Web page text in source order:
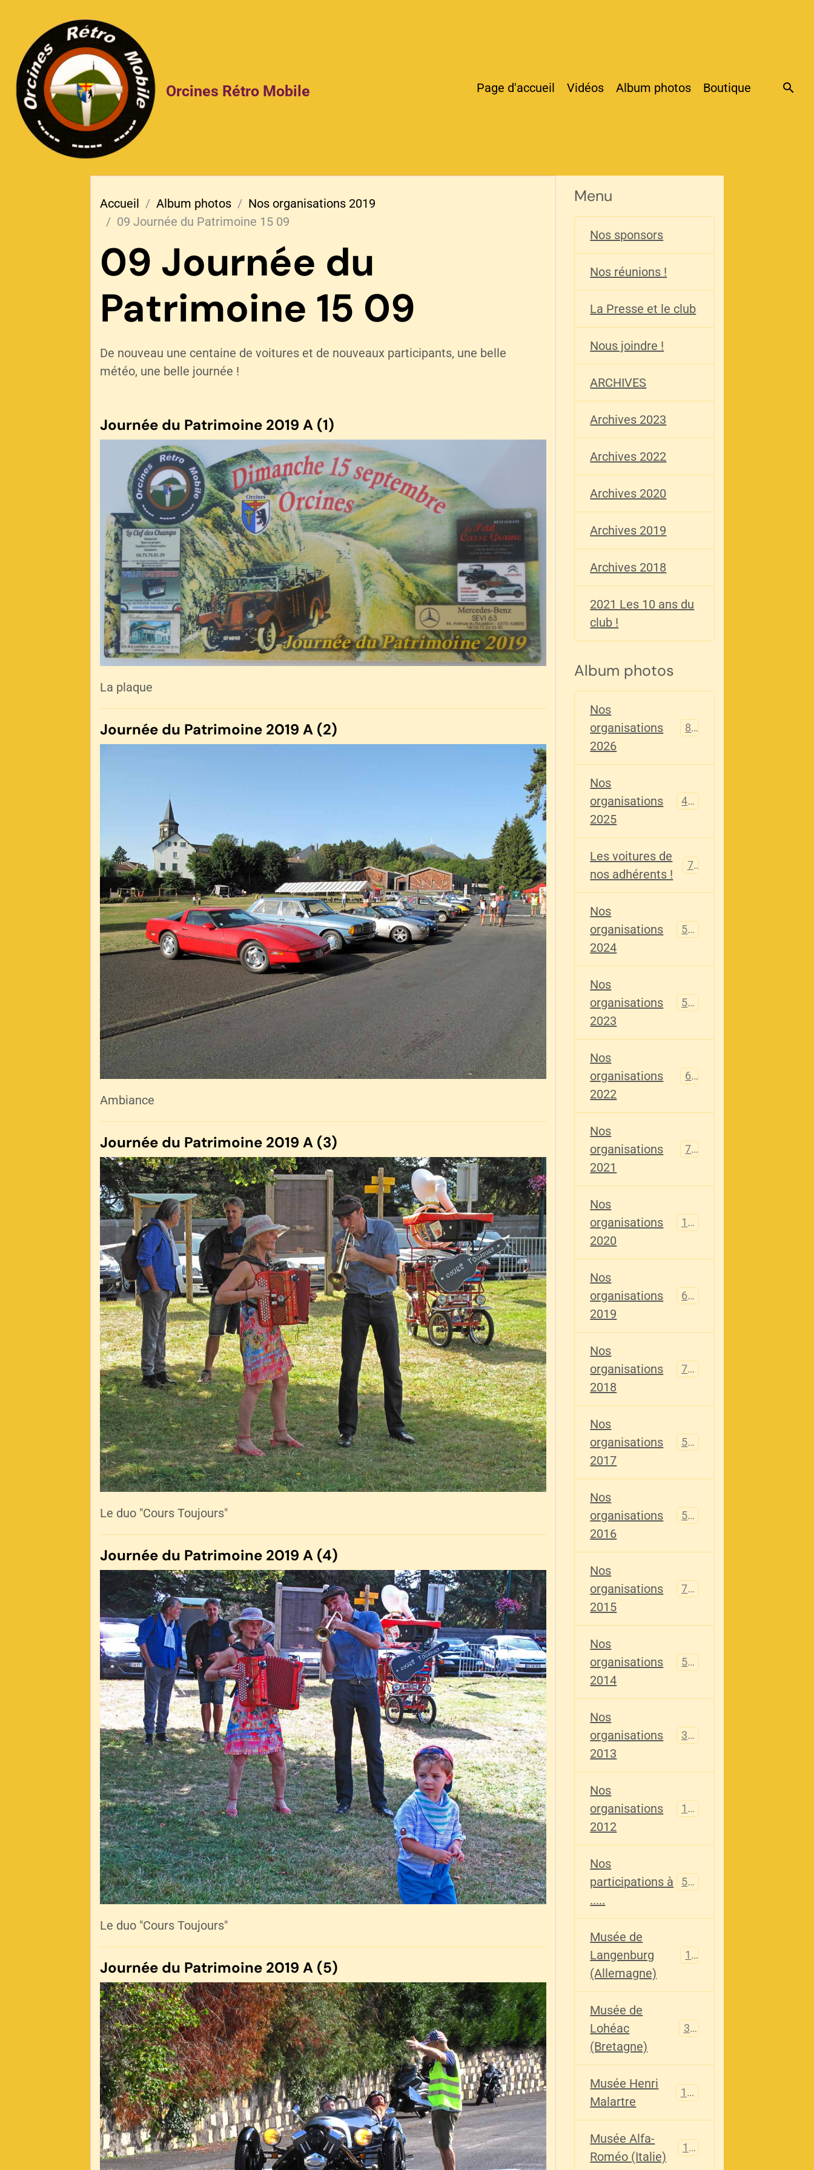
Orcines Rétro Mobile Page d'accueil Vidéos Album photos Boutique
Accueil Album photos
Nos organisations 2019
09 Journée du Patrimoine 15 09
09 Journée du
Patrimoine 15 09
De nouveau une centaine de voitures et de nouveaux participants, une belle
météo, une belle journée !
Journée du Patrimoine 2019 A (1)
La plaque
Journée du Patrimoine 2019 A (2)
Ambiance
Journée du Patrimoine 2019 A (3)
Le duo "Cours Toujours"
Journée du Patrimoine 2019 A (4)
Le duo "Cours Toujours"
Journée du Patrimoine 2019 A (5)
Menu
Nos sponsors
Nos réunions !
La Presse et le club
Nous joindre !
ARCHIVES
Archives 2023
Archives 2022
Archives 2020
Archives 2019
Archives 2018
2021 Les 10 ans du
club !
Album photos
Nos
organisations
2026
82
Nos
organisations
2025
405
Les voitures de
nos adhérents !
73
Nos
organisations
2024
587
Nos
organisations
2023
567
Nos
organisations
2022
61
Nos
organisations
2021
79
Nos
organisations
2020
121
Nos
organisations
2019
696
Nos
organisations
2018
741
Nos
organisations
2017
555
Nos
organisations
2016
520
Nos
organisations
2015
776
Nos
organisations
2014
516
Nos
organisations
2013
344
Nos
organisations
2012
155
Nos
participations à
.....
563
Musée de
Langenburg
(Allemagne)
113
Musée de
Lohéac
(Bretagne)
321
Musée Henri
Malartre
136
Musée Alfa-
Roméo (Italie)
107